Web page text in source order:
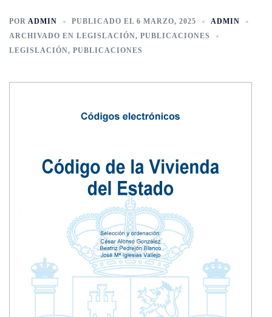
POR ADMIN PUBLICADO EL 6 MARZO, 2025
ADMIN
ARCHIVADO EN LEGISLACIÓN, PUBLICACIONES
LEGISLACIÓN, PUBLICACIONES